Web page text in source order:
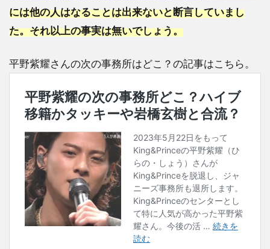
には他の人はなることは出来ないと断言していまし
た。それ以上の事実は無いでしょう。
平野紫耀さんの次の事務所はどこ？の記事はこちら。